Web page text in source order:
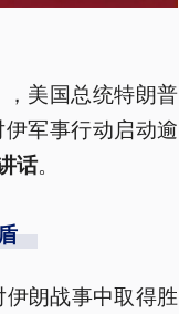
美国总统特朗普
军事行动启动逾
话。
朗战事中取得胜